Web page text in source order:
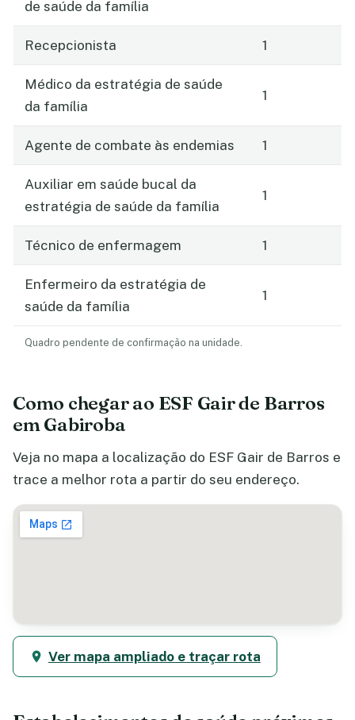
de saúde da família
Recepcionista 1
Médico da estratégia de saúde
da família
1
Agente de combate às endemias 1
Auxiliar em saúde bucal da
estratégia de saúde da família
1
Técnico de enfermagem 1
Enfermeiro da estratégia de
saúde da família
1
Quadro pendente de confirmação na unidade.
Como chegar ao ESF Gair de Barros
em Gabiroba
Veja no mapa a localização do ESF Gair de Barros e
trace a melhor rota a partir do seu endereço.
Ver mapa ampliado e traçar rota